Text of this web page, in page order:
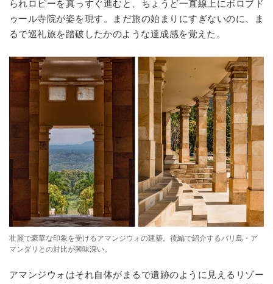
られロビーを真っすぐ進むと、ちょうど一直線上にボロブド
ゥール寺院が姿を現す。まだ旅の始まりにすぎないのに、ま
るで巡礼旅を踏破したかのような達成感を覚えた。
壮麗で豪華な印象を受けるアマンジウォの建築。後編で紹介するバリ島・ア
マンダリとの対比が興味深い。
アマンジウォはそれ自体がまるで遺跡のように見えるリゾー